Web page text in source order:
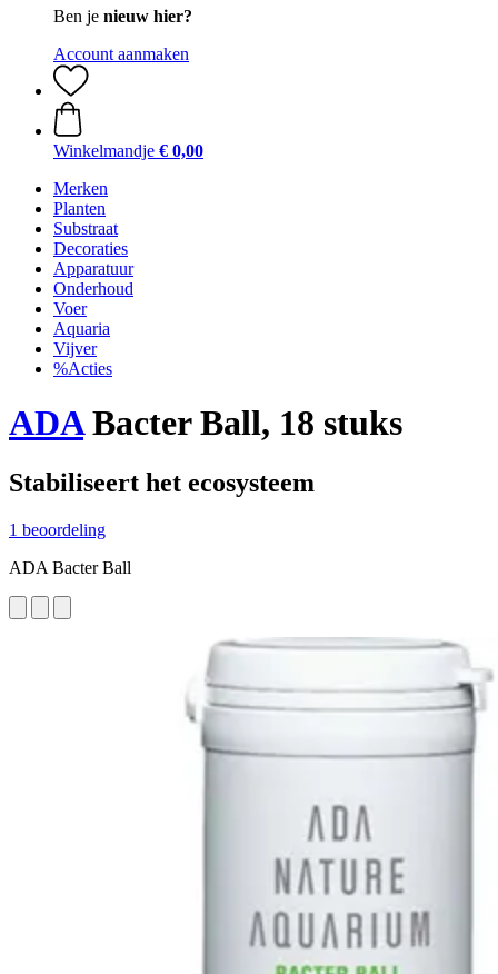
Ben je nieuw hier?
Account aanmaken
Winkelmandje € 0,00
Merken
Planten
Substraat
Decoraties
Apparatuur
Onderhoud
Voer
Aquaria
Vijver
%Acties
ADABacter Ball, 18 stuks
Stabiliseert het ecosysteem
1 beoordeling
ADA Bacter Ball